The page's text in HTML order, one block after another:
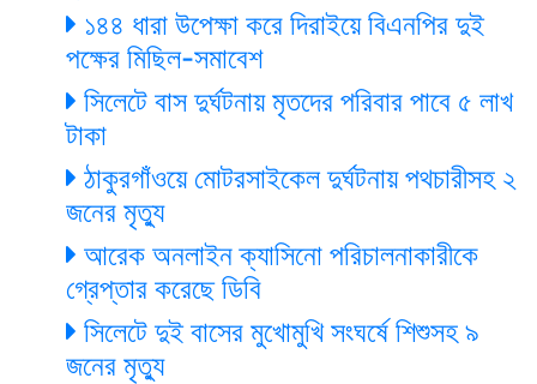
১৪৪ ধারা উপেক্ষা করে দিরাইয়ে বিএনপির দুই
পক্ষের মিছিল-সমাবেশ
সিলেটে বাস দুর্ঘটনায় মৃতদের পরিবার পাবে ৫ লাখ
টাকা
ঠাকুরগাঁওয়ে মোটরসাইকেল দুর্ঘটনায় পথচারীসহ ২
জনের মৃত্যু
আরেক অনলাইন ক্যাসিনো পরিচালনাকারীকে
গ্রেপ্তার করেছে ডিবি
সিলেটে দুই বাসের মুখোমুখি সংঘর্ষে শিশুসহ ৯
জনের মৃত্যু